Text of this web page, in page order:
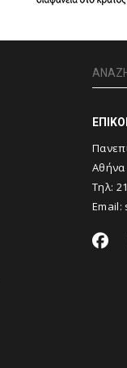
Αθήνα
Τηλ:
Email: